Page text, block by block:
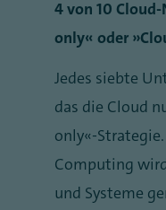
4 von 10
only“ oder
Jedes siebte
das die Cloud
only“-
Computing
und Systeme